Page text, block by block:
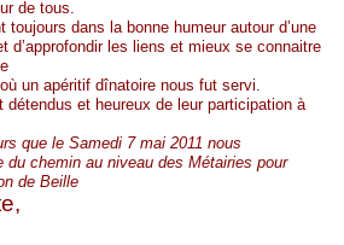
de tous.
toujours dans la bonne humeur autour d’une
d’approfondir les liens et mieux se connaitre
un apéritif dînatoire nous fut servi.
détendus et heureux de leur participation à
que le Samedi 7 mai 2011 nous
du chemin au niveau des Métairies pour
de Beille